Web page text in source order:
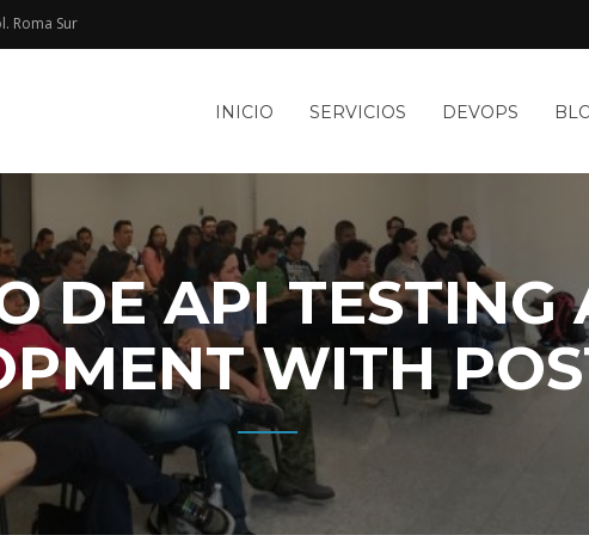
Roma Sur​
INICIO SERVICIOS DEVOPS
DE API TESTING
WITH